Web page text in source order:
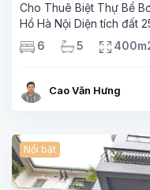
Cho Thuê Biệt Thự Bể
Hồ Hà Nội Diện tích đất
Xây 4 tầng, 6 phòng
khách , phòng bếp-1wc
6 5
Cao Văn Hưng
Nổi bật